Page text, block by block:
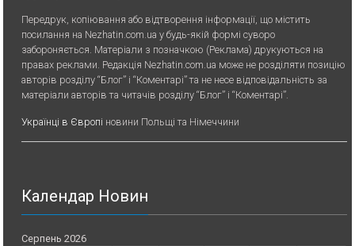
Передрук, копiювання або вiдтворення iнформацiї, що мiстить
посилання на Nezhatin.com.ua у будь-якiй формi суворо
забороняється. Матеріали з позначкою (Реклама) друкуються на
правах реклами. Редакція Nezhatin.com.ua може не розділяти позицію
авторів розділу “Блог” і “Коментарі” та не несе відповідальність за
матеріали авторів та читачів розділу “Блог” і “Коментарі”.
Українці в Європі новини Польщі та Німеччини
Календар Новин
Серпень 2026